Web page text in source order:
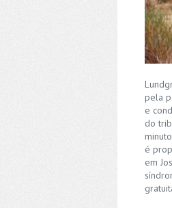
pela
e
do
é
em